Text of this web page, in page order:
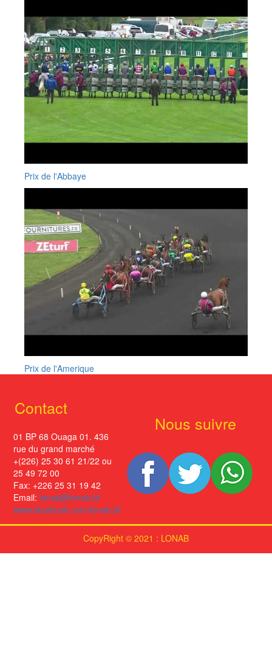
Prix de l'Abbaye
Prix de l'Amerique
Contact
01 BP 68 Ouaga 01. 436
rue du grand marché
+(226) 25 30 61 21/22 ou
25 49 72 00
Fax: +226 25 31 19 42
Email: lonab@lonab.bf
www.facebook.com/lonab.bf
Nous suivre
CopyRight © 2021 : LONAB